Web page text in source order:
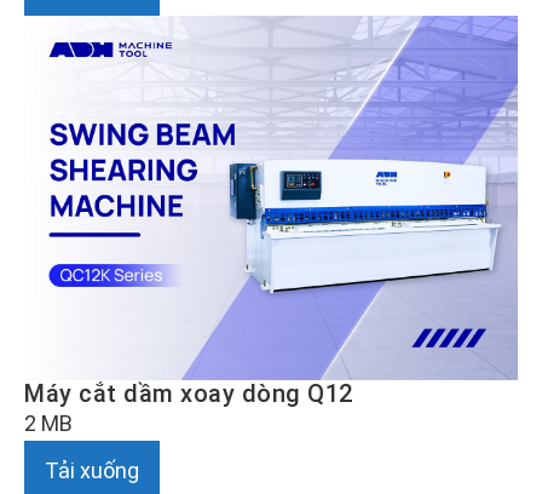
Máy cắt dầm xoay dòng Q12
2 MB
Tải xuống